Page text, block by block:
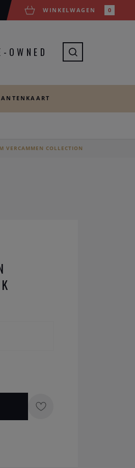
WINKELWAGEN 0
OWNED
VERCAMMEN COLLECTION